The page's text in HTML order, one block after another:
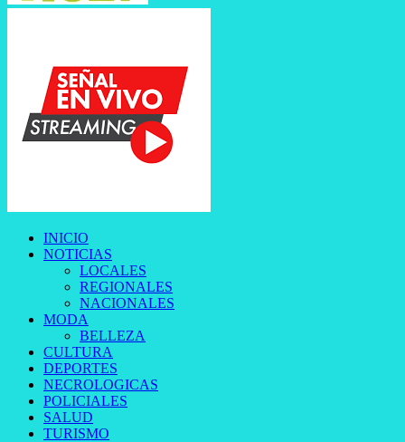
INICIO
NOTICIAS
LOCALES
REGIONALES
NACIONALES
MODA
BELLEZA
CULTURA
DEPORTES
NECROLOGICAS
POLICIALES
SALUD
TURISMO